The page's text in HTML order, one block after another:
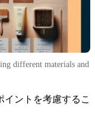
different materials and
ントを考慮するこ